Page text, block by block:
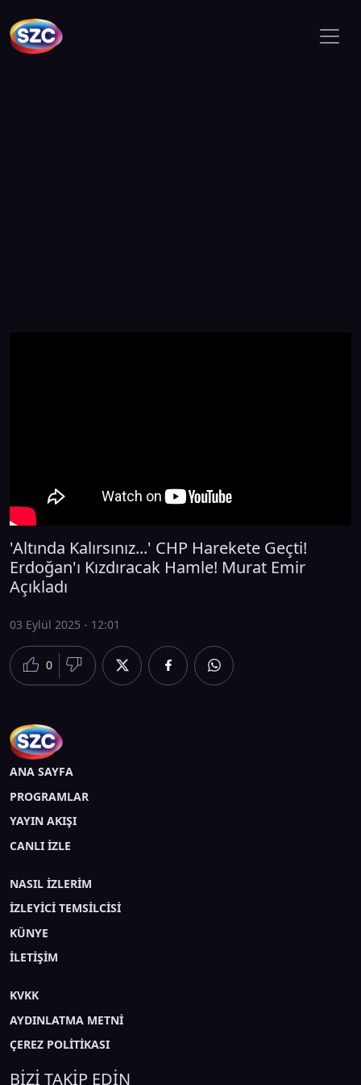
'Altında Kalırsınız...' CHP Harekete Geçti!
Erdoğan'ı Kızdıracak Hamle! Murat Emir
Açıkladı
03 Eylül 2025 - 12:01
0
ANA SAYFA
PROGRAMLAR
YAYIN AKIŞI
CANLI İZLE
NASIL İZLERİM
İZLEYİCİ TEMSİLCİSİ
KÜNYE
İLETİŞİM
KVKK
AYDINLATMA METNİ
ÇEREZ POLİTİKASI
BİZİ TAKİP EDİN